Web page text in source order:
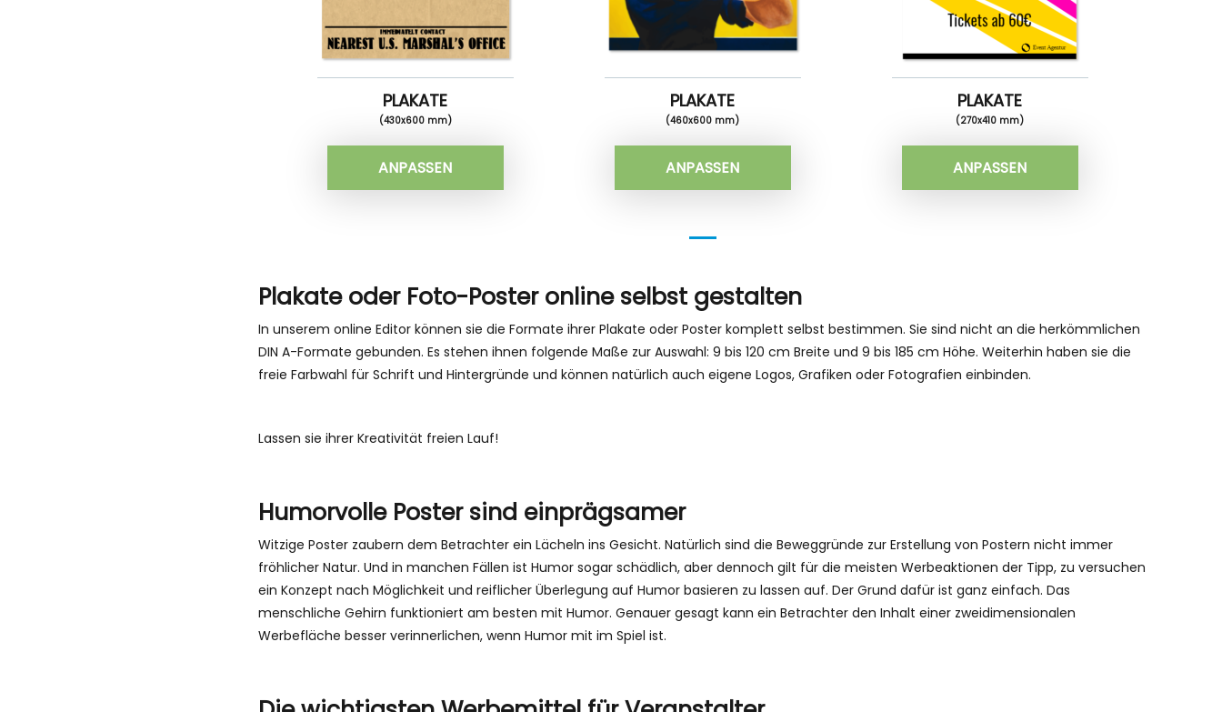
PLAKATE
(430x600 mm)
ANPASSEN
PLAKATE
(460x600 mm)
ANPASSEN
PLAKATE
(270x410 mm)
ANPASSEN
Plakate oder Foto-Poster online selbst gestalten
In unserem online Editor können sie die Formate ihrer Plakate oder Poster komplett selbst bestimmen. Sie sind nicht an die herkömmlichen
DIN A-Formate gebunden. Es stehen ihnen folgende Maße zur Auswahl: 9 bis 120 cm Breite und 9 bis 185 cm Höhe. Weiterhin haben sie die
freie Farbwahl für Schrift und Hintergründe und können natürlich auch eigene Logos, Grafiken oder Fotografien einbinden.
Lassen sie ihrer Kreativität freien Lauf!
Humorvolle Poster sind einprägsamer
Witzige Poster zaubern dem Betrachter ein Lächeln ins Gesicht. Natürlich sind die Beweggründe zur Erstellung von Postern nicht immer
fröhlicher Natur. Und in manchen Fällen ist Humor sogar schädlich, aber dennoch gilt für die meisten Werbeaktionen der Tipp, zu versuchen
ein Konzept nach Möglichkeit und reiflicher Überlegung auf Humor basieren zu lassen auf. Der Grund dafür ist ganz einfach. Das
menschliche Gehirn funktioniert am besten mit Humor. Genauer gesagt kann ein Betrachter den Inhalt einer zweidimensionalen
Werbefläche besser verinnerlichen, wenn Humor mit im Spiel ist.